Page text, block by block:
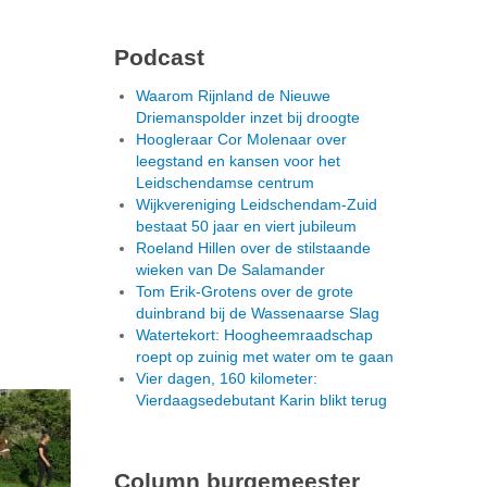
Podcast
Waarom Rijnland de Nieuwe
Driemanspolder inzet bij droogte
Hoogleraar Cor Molenaar over
leegstand en kansen voor het
Leidschendamse centrum
Wijkvereniging Leidschendam-Zuid
bestaat 50 jaar en viert jubileum
Roeland Hillen over de stilstaande
wieken van De Salamander
Tom Erik-Grotens over de grote
duinbrand bij de Wassenaarse Slag
Watertekort: Hoogheemraadschap
roept op zuinig met water om te gaan
Vier dagen, 160 kilometer:
Vierdaagsedebutant Karin blikt terug
Column burgemeester